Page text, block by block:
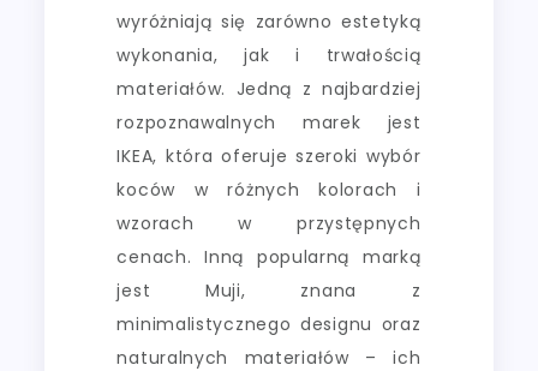
wyróżniają się zarówno estetyką
wykonania, jak i trwałością
materiałów. Jedną z najbardziej
rozpoznawalnych marek jest
IKEA, która oferuje szeroki wybór
koców w różnych kolorach i
wzorach w przystępnych
cenach. Inną popularną marką
jest Muji, znana z
minimalistycznego designu oraz
naturalnych materiałów – ich